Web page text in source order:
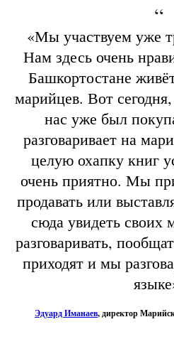
“
«Мы участвуем уже
Нам здесь очень
Башкортостане
марийцев. Вот
нас уже был
разговаривает на
целую охапку книг
очень приятно. Мы
продавать или
сюда увидеть своих
разговаривать,
приходят и мы
Эдуард Иманаев, директор